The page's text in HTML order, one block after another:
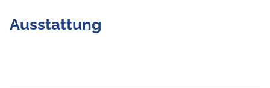
Ausstattung